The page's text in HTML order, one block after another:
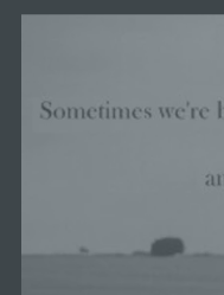
informierter
Person zu
Name und
Verantwortlicher im
Grundverordnung,